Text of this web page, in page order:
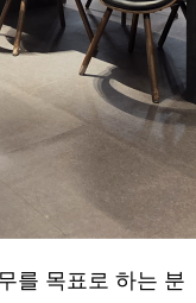
를 목표로 하는 분